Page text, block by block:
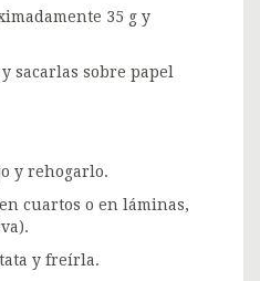
35 g y
sacarlas sobre papel
y rehogarlo.
cuartos o en láminas,
y freírla.